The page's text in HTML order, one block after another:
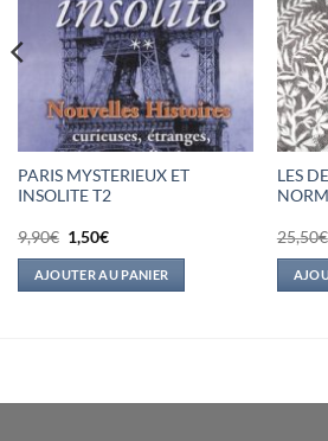
PARIS MYSTERIEUX ET
INSOLITE T2
9,90€ Le
prix
initial
était :
9,90€.
1,50€Le
actuel
est :
1,50€.
AJOUTER AU PANIER
LES
25,50€